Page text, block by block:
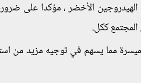
الأخضر ، مؤكدا على
المجتمع ككل.
مما يسهم في توجيه مزيد من